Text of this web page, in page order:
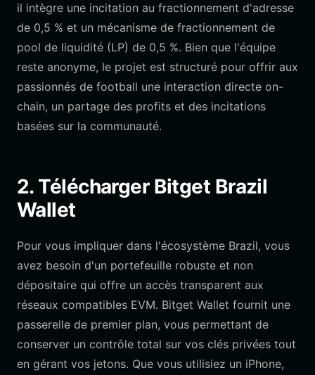
il intègre une incitation au fractionnement d'adresse
de 0,5 % et un mécanisme de fractionnement de
pool de liquidité (LP) de 0,5 %. Bien que l'équipe
reste anonyme, le projet est structuré pour offrir aux
passionnés de football une interaction directe on-
chain, un partage des profits et des incitations
basées sur la communauté.
2. Télécharger Bitget Brazil
Wallet
Pour vous impliquer dans l'écosystème Brazil, vous
avez besoin d'un portefeuille robuste et non
dépositaire qui offre un accès transparent aux
réseaux compatibles EVM. Bitget Wallet fournit une
passerelle de premier plan, vous permettant de
conserver un contrôle total sur vos clés privées tout
en gérant vos jetons. Que vous utilisiez un iPhone,